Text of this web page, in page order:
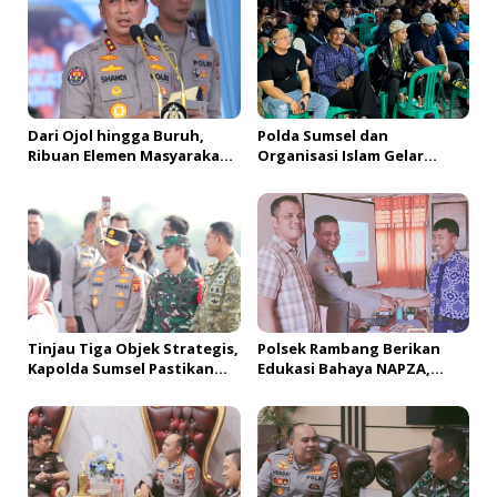
i
p
o
s
Dari Ojol hingga Buruh,
Ribuan Elemen Masyarakat
Kamtibmas Palembang
Polda Sumsel dan
Organisasi Islam Gelar
Perkuat Komitmen Jaga
Kamtibmas
Tinjau Tiga Objek Strategis,
Kapolda Sumsel Pastikan
Optimal dan Humanis
Polsek Rambang Berikan
Edukasi Bahaya NAPZA,
pada Kegiatan MPLS